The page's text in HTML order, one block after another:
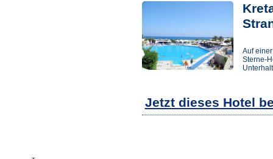
Auf
Sterne-
Jetzt dieses Hotel